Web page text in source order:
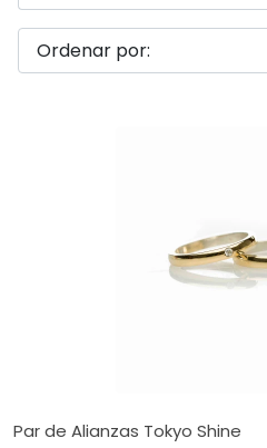
Par de Alianzas Tokyo Shine